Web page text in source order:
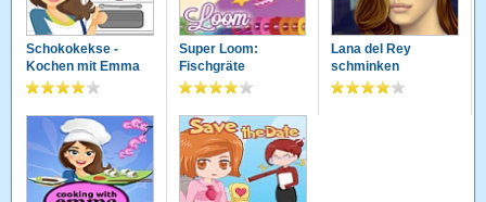
Schokokekse -
Kochen mit Emma
Super Loom:
Fischgräte
Lana del Rey
schminken